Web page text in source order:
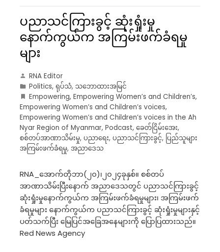
ပညာသင်ကြားခွင့် ဆုံးရှုံးမှု
နောက်ကွယ်က အကြမ်းဖက်ခံရမှု
များ
RNA Editor
Politics, ရုပ်သံ, သဘောထားအမြင်
Empowering, Empowering Women’s and Children’s,
Empowering Women’s and Children’s voices,
Empowering Women’s and Children’s voices in the Ah
Nyar Region of Myanmar, Podcast, ခေတ်ငြိမ်းအေး,
စစ်တပ်အာဏာသိမ်းမှု, ပညာရေး, ပညာသင်ကြားခွင့်, ပြည်သူများ
အကြမ်းဖက်ခံရမှု, အညာဒေသ
RNA_အောက်တိုဘာ(၂၀)၊၂၀၂၄ခုနှစ်။ စစ်တပ်
အာဏာသိမ်းပြီးနောက် အညာဒေသတွင် ပညာသင်ကြားခွင့်
ဆုံးရှုံးမှုနောက်ကွယ်က အကြမ်းဖက်ခံရမှုများ၊ အကြမ်းဖက်
ခံရမှုများ နောက်ကွယ်က ပညာသင်ကြားခွင့် ဆုံးရှုံးမှုများနှင့်
ပတ်သက်ပြီး မြေပြင်အခြေအနေများကို ပြောပြထားသည်။
Red News Agency